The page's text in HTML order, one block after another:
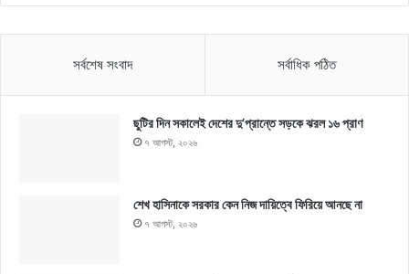
সর্বশেষ সংবাদ সর্বাধিক পঠিত
ছুটির দিন সকালেই দেশের দু’প্রান্তে সড়কে ঝরল ১৬ প্রাণ
৭ আগস্ট, ২০২৬
শেখ হাসিনাকে সরকার কেন নিজ দায়িত্বে ফিরিয়ে আনছে না
৭ আগস্ট, ২০২৬